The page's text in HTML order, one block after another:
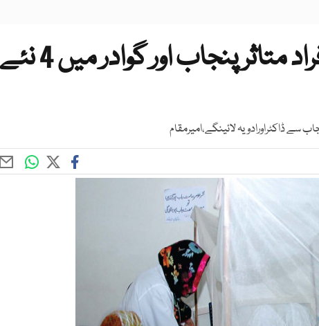
ڈنگی سے سوات میں 250 افراد متاثر پنجاب اور گوادر میں 4 نئے
ڈاکٹراورادویہ لائینگے،امیرمقام